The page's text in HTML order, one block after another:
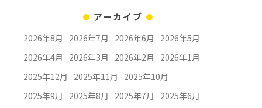
アーカイブ
2026年8月 2026年7月 2026年6月
2026年5月
2026年4月
2026年3月 2026年2月
2026年1月
2025年12月
2025年11月
2025年10月
2025年9月
2025年8月 2025年7月 2025年6月